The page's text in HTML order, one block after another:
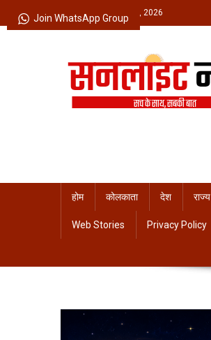
to
Friday, August 07, 2026
होम कोलकाता देश राज्य
Web Stories Privacy Policy
Join WhatsApp Group